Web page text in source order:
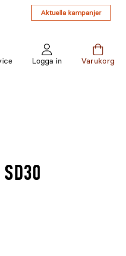
Aktuella kampanjer
Logga in Varukorg